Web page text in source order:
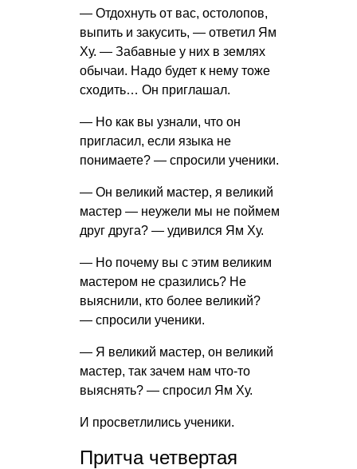
— Отдохнуть от вас, остолопов,
выпить и закусить, — ответил Ям
Ху. — Забавные у них в землях
обычаи. Надо будет к нему тоже
сходить… Он приглашал.
— Но как вы узнали, что он
пригласил, если языка не
понимаете? — спросили ученики.
— Он великий мастер, я великий
мастер — неужели мы не поймем
друг друга? — удивился Ям Ху.
— Но почему вы с этим великим
мастером не сразились? Не
выяснили, кто более великий?
— спросили ученики.
— Я великий мастер, он великий
мастер, так зачем нам что-то
выяснять? — спросил Ям Ху.
И просветлились ученики.
Притча четвертая